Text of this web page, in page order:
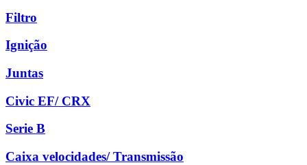
Filtro
Ignição
Juntas
Civic EF/ CRX
Serie B
Caixa velocidades/ Transmissão